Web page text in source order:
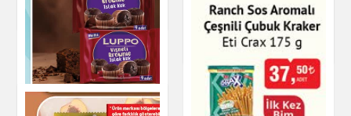
Patlağı 68 g
Çikolata & Bisküvi &
Çikolata & Bisküvi &